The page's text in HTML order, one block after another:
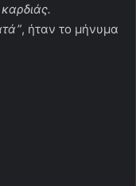
, ήταν το μήνυμα